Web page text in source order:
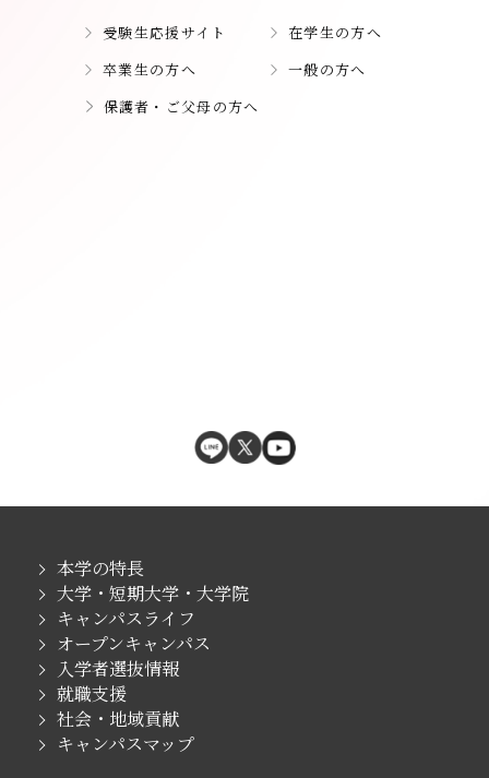
受験生応援サイト
在学生の方へ
卒業生の方へ
一般の方へ
保護者・ご父母の方へ
本学の特長
大学・短期大学・大学院
キャンパスライフ
オープンキャンパス
入学者選抜情報
就職支援
社会・地域貢献
キャンパスマップ